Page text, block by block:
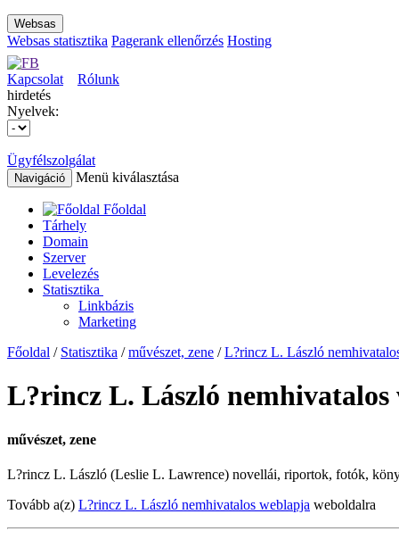
Websas
Websas statisztika Pagerank ellenőrzés Hosting
Kapcsolat
Rólunk
hirdetés
Nyelvek:
Ügyfélszolgálat
Navigáció Menü kiválasztása
Főoldal
Tárhely
Domain
Szerver
Levelezés
Statisztika
Linkbázis
Marketing
Főoldal / Statisztika /művészet, zene /L?rincz L. László
L?rincz L. László nemhivatalos
művészet, zene
L?rincz L. László (Leslie L. Lawrence) novellái, riportok, fotók,
Tovább a(z) L?rincz L. László nemhivatalos weblapja weboldalra